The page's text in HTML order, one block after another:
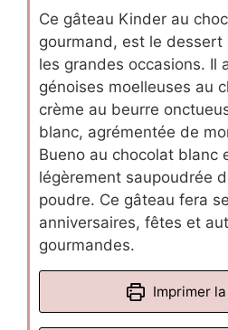
Ce gâteau Kinder au
gourmand, est le
les grandes occasions. Il
génoises moelleuses au
crème au beurre
blanc, agrémentée de
Bueno au chocolat blanc
légèrement saupoudrée
poudre. Ce gâteau fera
anniversaires, fêtes et
gourmandes.
Imprimer